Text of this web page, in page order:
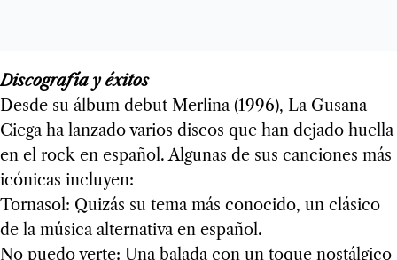
Discografía y éxitos
Desde su álbum debut Merlina (1996), La Gusana
Ciega ha lanzado varios discos que han dejado huella
en el rock en español. Algunas de sus canciones más
icónicas incluyen:
Tornasol: Quizás su tema más conocido, un clásico
de la música alternativa en español.
No puedo verte: Una balada con un toque nostálgico